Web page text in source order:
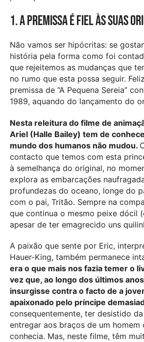
1. A premissa é fiel às suas
Não vamos ser hipócritas: se
história pela forma como foi
que rejeitemos as mudanças que
no rumo que esta possa seguir.
premissa de “A Pequena Sereia”
1989, aquando do lançamento do
Nesta releitura do filme de
Ariel (Halle Bailey) tem de
mundo dos humanos não mudou.
contacto que temos com esta
à semelhança do original, no
explora as embarcações
profundezas do oceano, longe do
com o pai, Tritão. Sempre na
que continua o mesmo peixe dócil
apesar de ter emagrecido uns
A paixão que sente por Eric,
Hauer-King, também permanece
era o que mais nos fazia temer o
vez que, ao longo dos últimos
insurgisse contra o facto de a
apaixonado pelo príncipe
consequentemente, ter desistido
entregar aos braços de um homem
conhecia. Mas, neste filme, têm